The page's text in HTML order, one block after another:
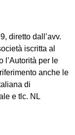
diretto dall’avv.
iscritta al
l’Autorità per le
anche le
di
e tlc. NL